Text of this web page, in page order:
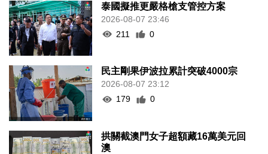
泰國擬推更嚴格槍支管控方案
2026-08-07 23:46
211
0
民主剛果伊波拉累計突破4000宗
2026-08-07 23:12
179
0
拱關截澳門女子超額藏16萬美元回
澳